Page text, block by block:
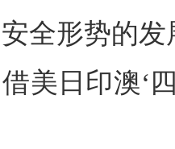
全形势的
美日印澳‘